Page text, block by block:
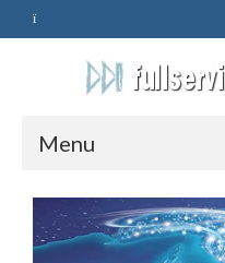
Menu
HOME
SERVIZI